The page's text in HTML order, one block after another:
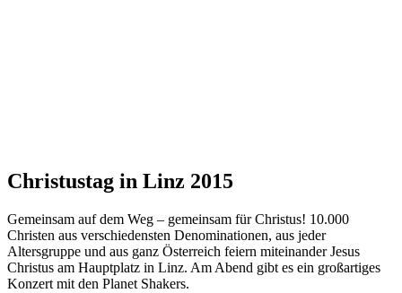
Christustag in Linz 2015
Gemeinsam auf dem Weg – gemeinsam für Christus! 10.000
Christen aus verschiedensten Denominationen, aus jeder
Altersgruppe und aus ganz Österreich feiern miteinander Jesus
Christus am Hauptplatz in Linz. Am Abend gibt es ein großartiges
Konzert mit den Planet Shakers.